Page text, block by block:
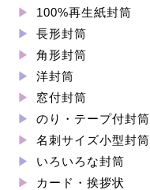
100%再生紙封筒
長形封筒
角形封筒
洋封筒
窓付封筒
のり・テープ付封筒
名刺サイズ小型封筒
いろいろな封筒
カード・挨拶状